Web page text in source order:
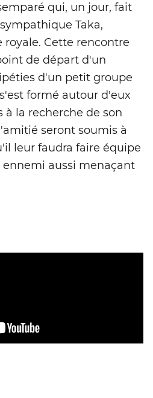
qui, un jour, fait
Taka,
Cette rencontre
de départ d'un
d'un petit groupe
formé autour d'eux
à la recherche de son
seront soumis à
leur faudra faire équipe
aussi menaçant